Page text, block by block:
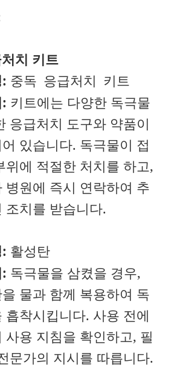
치 키트
중독 응급처치 키트
키트에는 다양한 독극물
응급처치 도구와 약품이
있습니다. 독극물이 접
위에 적절한 처치를 하고,
병원에 즉시 연락하여 추
조치를 받습니다.
활성탄
독극물을 삼켰을 경우,
물과 함께 복용하여 독
흡착시킵니다. 사용 전에
사용 지침을 확인하고, 필
문가의 지시를 따릅니다.